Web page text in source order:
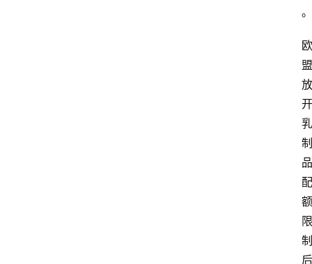
。
欧
盟
放
开
乳
制
品
配
额
限
制
后